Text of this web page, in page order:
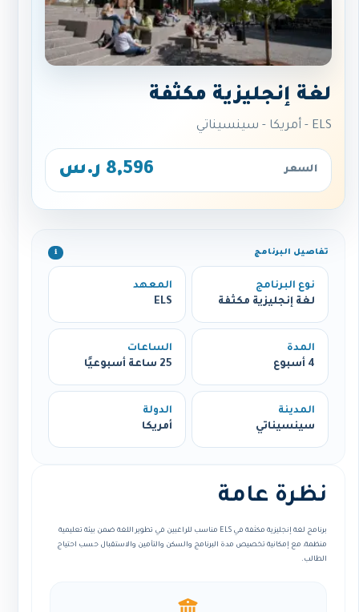
لغة إنجليزية مكثفة
ELS - أمريكا - سينسيناتي
السعر 8,596 ر.س
تفاصيل البرنامج ℹ️
نوع البرنامج
لغة إنجليزية مكثفة
المعهد
ELS
المدة
4 أسبوع
الساعات
25 ساعة أسبوعيًا
المدينة
سينسيناتي
الدولة
أمريكا
نظرة عامة
برنامج لغة إنجليزية مكثفة في ELS مناسب للراغبين في تطوير اللغة ضمن بيئة تعليمية
منظمة، مع إمكانية تخصيص مدة البرنامج والسكن والتأمين والاستقبال حسب احتياج
الطالب.